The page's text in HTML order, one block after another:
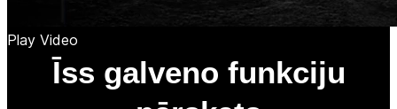
Play Video
Īss galveno funkciju